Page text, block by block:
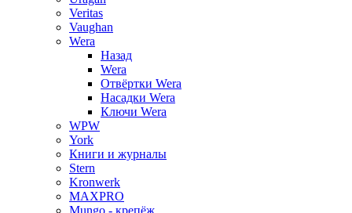
Veritas
Vaughan
Wera
Назад
Wera
Отвёртки Wera
Насадки Wera
Ключи Wera
WPW
York
Книги и журналы
Stern
Kronwerk
MAXPRO
Mungo - крепёж